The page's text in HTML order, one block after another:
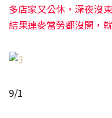
多店家又公休，深夜沒
結果連麥當勞都沒開，
9/1